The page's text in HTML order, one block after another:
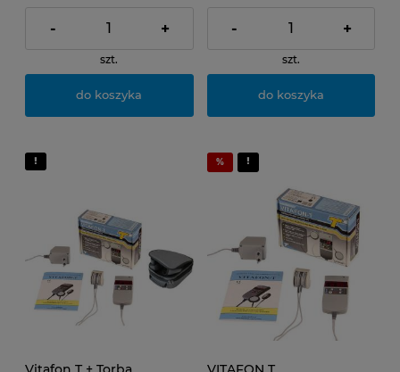
- +
szt.
do koszyka
- +
szt.
do koszyka